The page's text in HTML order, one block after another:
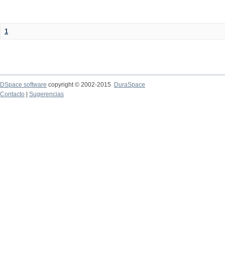
1
DSpace software copyright © 2002-2015
DuraSpace
Contacto
Sugerencias